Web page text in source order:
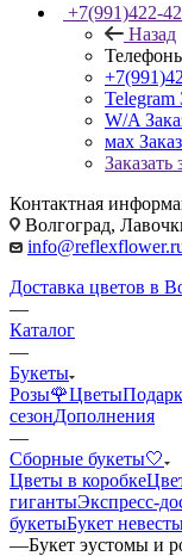
+7(991)422-
Назад
Telegram
W/A
мах
Заказать
Контактная
Волгоград,
Доставка цветов в
—
Каталог
—
Букеты
Розы🌹Цветы
сезонДополнения
—
Сборные букеты🤍
Цветы в коробке
гигантыЭкспресс-
букетыБукет
—Букет эустомы и